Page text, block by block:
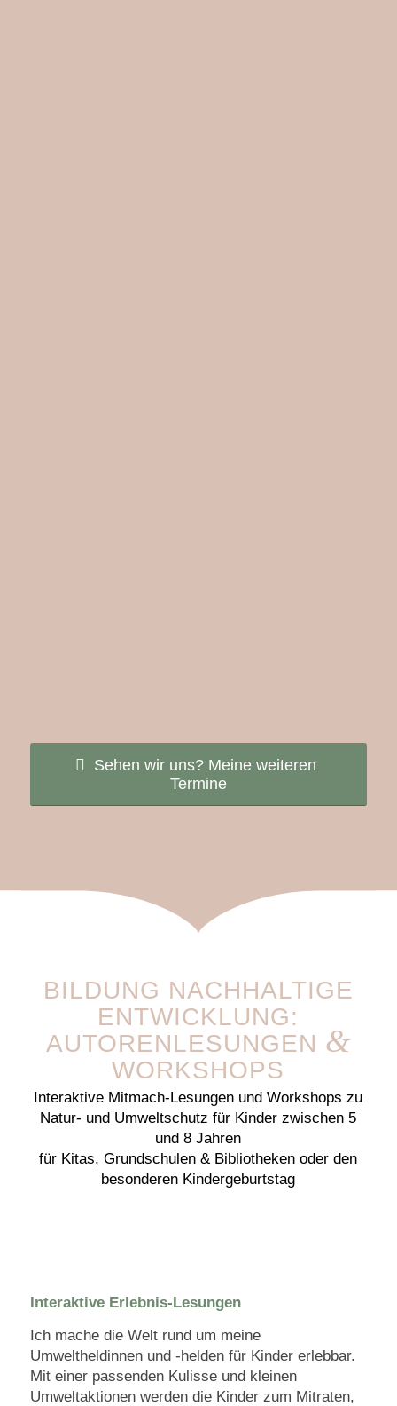
Sehen wir uns? Meine weiteren
Termine
BILDUNG NACHHALTIGE
ENTWICKLUNG:
AUTORENLESUNGEN &
WORKSHOPS
Interaktive Mitmach-Lesungen und Workshops zu
Natur- und Umweltschutz für Kinder zwischen 5
und 8 Jahren
für Kitas, Grundschulen & Bibliotheken oder den
besonderen Kindergeburtstag
Interaktive Erlebnis-Lesungen
Ich mache die Welt rund um meine
Umweltheldinnen und -helden für Kinder erlebbar.
Mit einer passenden Kulisse und kleinen
Umweltaktionen werden die Kinder zum Mitraten,